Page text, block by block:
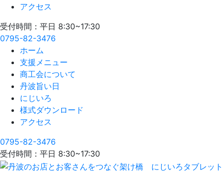
アクセス
受付時間：平日 8:30~17:30
0795-82-3476
ホーム
支援メニュー
商工会について
丹波旨い日
にじいろ
様式ダウンロード
アクセス
0795-82-3476
受付時間：平日 8:30~17:30